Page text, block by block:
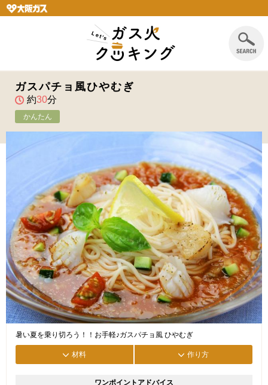
ガスパチョ風ひやむぎ
約30分
かんたん
暑い夏を乗り切ろう！！お手軽♪ガスパチョ風 ひやむぎ
材料 作り方
ワンポイントアドバイス